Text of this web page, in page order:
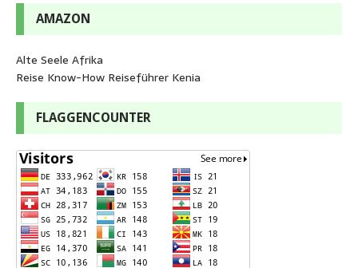
AMAZON
Alte Seele Afrika
Reise Know-How Reiseführer Kenia
FLAGGENCOUNTER